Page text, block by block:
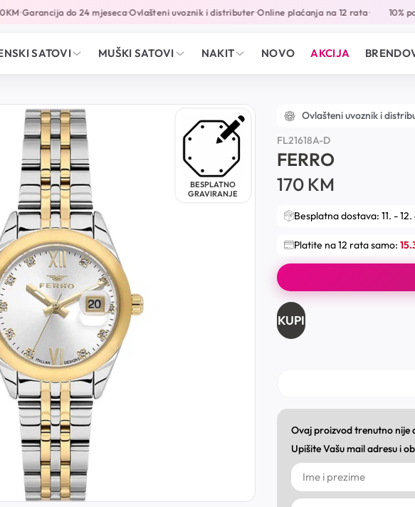
•Garancija do 24 mjeseca•Ovlašteni uvoznik i distributer•Online plaćanja na 12 rata• 10%
SATOVI MUŠKI SATOVI NAKIT NOVO AKCIJA
BESPLATNO
GRAVIRANJE
Ovlašteni uvoznik i
FL21618A-D
FERRO
170 KM
Besplatna dostava: 11. -
Platite na 12 rata samo:
KUPI
Ovaj proizvod trenutno nije
Upišite Vašu mail adresu i